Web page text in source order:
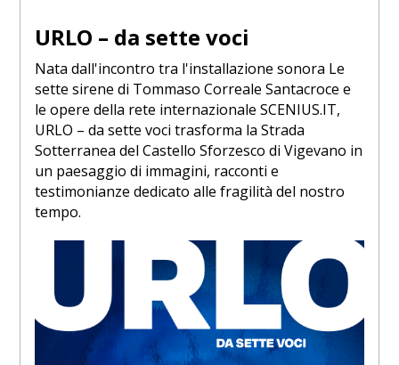
URLO – da sette voci
Nata dall'incontro tra l'installazione sonora Le
sette sirene di Tommaso Correale Santacroce e
le opere della rete internazionale SCENIUS.IT,
URLO – da sette voci trasforma la Strada
Sotterranea del Castello Sforzesco di Vigevano in
un paesaggio di immagini, racconti e
testimonianze dedicato alle fragilità del nostro
tempo.